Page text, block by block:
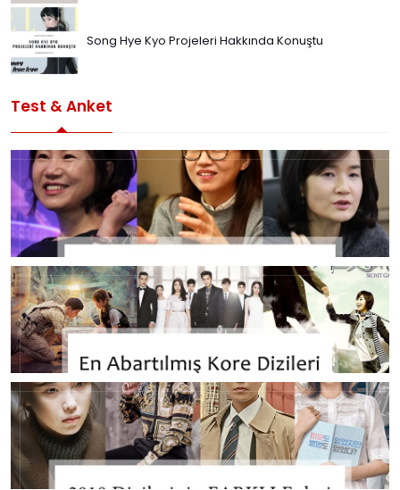
Song Hye Kyo Projeleri Hakkında Konuştu
Test & Anket